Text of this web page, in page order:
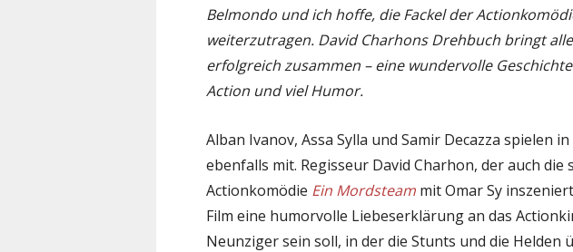
Belmondo und ich hoffe, die Fackel der
weiterzutragen. David Charhons Drehbuch bringt
erfolgreich zusammen – eine wundervolle
Action und viel Humor.
Alban Ivanov, Assa Sylla und Samir Decazza spielen in
ebenfalls mit. Regisseur David Charhon, der auch die
Actionkomödie Ein Mordsteam mit Omar Sy
Film eine humorvolle Liebeserklärung an das
Neunziger sein soll, in der die Stunts und die Helden